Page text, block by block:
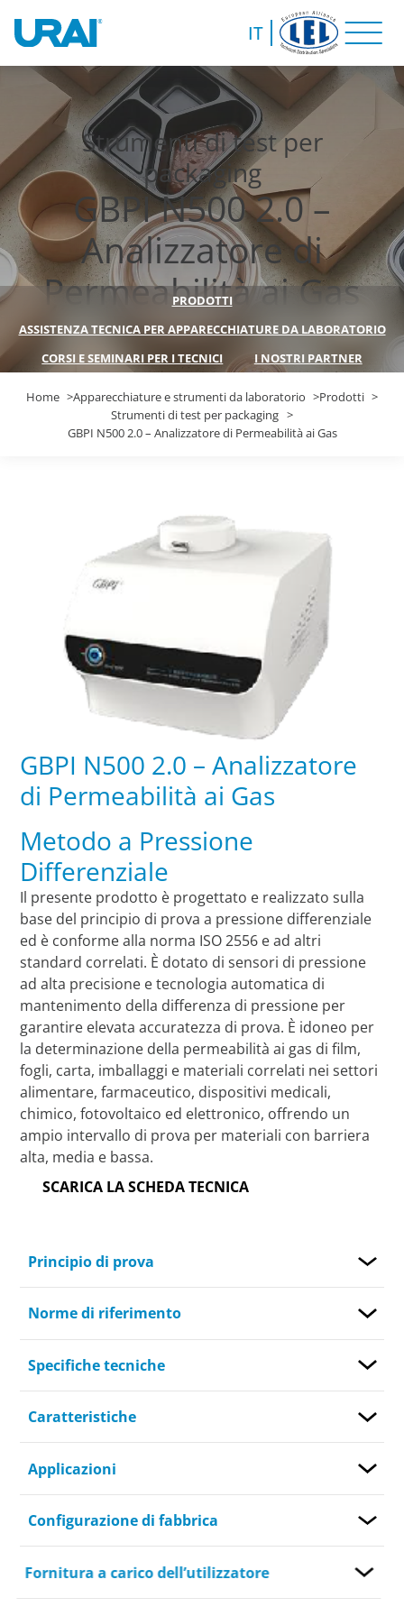
IT
Strumenti di test per
packaging
GBPI N500 2.0 –
Analizzatore di
Permeabilità ai Gas
PRODOTTI
ASSISTENZA TECNICA PER APPARECCHIATURE DA LABORATORIO
CORSI E SEMINARI PER I TECNICI
I NOSTRI PARTNER
Home Apparecchiature e strumenti da laboratorio
Prodotti
Strumenti di test per packaging
GBPI N500 2.0 – Analizzatore di Permeabilità ai Gas
GBPI N500 2.0 – Analizzatore
di Permeabilità ai Gas
Metodo a Pressione
Differenziale
Il presente prodotto è progettato e realizzato sulla
base del principio di prova a pressione differenziale
ed è conforme alla norma ISO 2556 e ad altri
standard correlati. È dotato di sensori di pressione
ad alta precisione e tecnologia automatica di
mantenimento della differenza di pressione per
garantire elevata accuratezza di prova. È idoneo per
la determinazione della permeabilità ai gas di film,
fogli, carta, imballaggi e materiali correlati nei settori
alimentare, farmaceutico, dispositivi medicali,
chimico, fotovoltaico ed elettronico, offrendo un
ampio intervallo di prova per materiali con barriera
alta, media e bassa.
SCARICA LA SCHEDA TECNICA
Principio di prova
Norme di riferimento
Specifiche tecniche
Caratteristiche
Applicazioni
Configurazione di fabbrica
Fornitura a carico dell’utilizzatore